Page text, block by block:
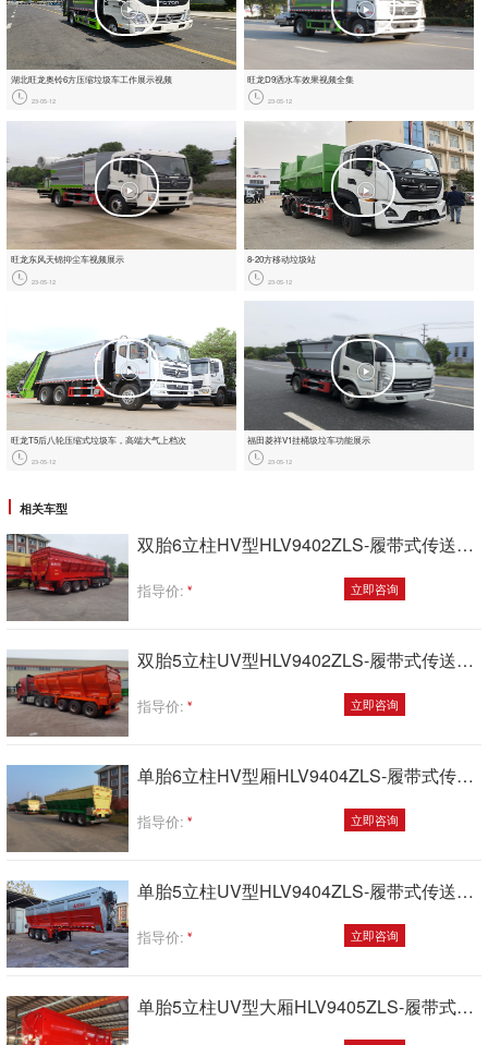
湖北旺龙奥铃6方压缩垃圾车工作展示视频
23-05-12
旺龙D9洒水车效果视频全集
23-05-12
旺龙东风天锦抑尘车视频展示
23-05-12
8-20方移动垃圾站
23-05-12
旺龙T5后八轮压缩式垃圾车，‮端高‬大‮上气‬档次
23-05-12
福田菱祥‬V1挂桶圾垃‬车功能展示
23-05-12
相关车型
双胎6立柱HV型HLV9402ZLS-履带式传送带自卸半挂车
指导价: 立即咨询
双胎5立柱UV型HLV9402ZLS-履带式传送带自卸半挂车
指导价: 立即咨询
单胎6立柱HV型厢HLV9404ZLS-履带式传送带自卸半挂车
指导价: 立即咨询
单胎5立柱UV型HLV9404ZLS-履带式传送带自卸半挂车（短点的）
指导价: 立即咨询
单胎5立柱UV型大厢HLV9405ZLS-履带式传送带自卸半挂车